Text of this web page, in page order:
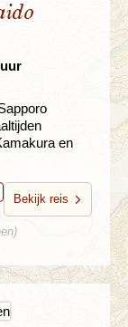
en
Bekijk reis